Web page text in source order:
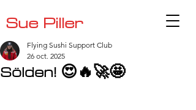
Sue Piller
Sölden! 😍🔥🚀🤩
Flying Sushi Support Club
26 oct. 2025